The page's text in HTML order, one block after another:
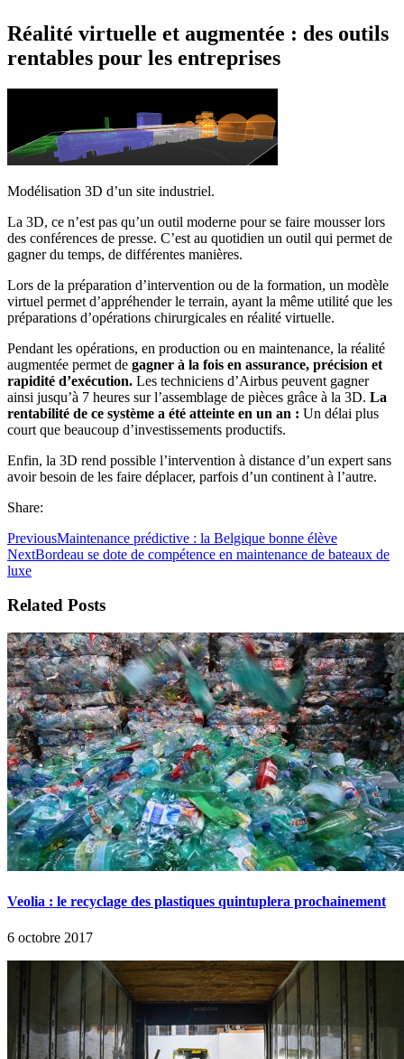
Réalité virtuelle et augmentée : des outils
rentables pour les entreprises
Modélisation 3D d’un site industriel.
La 3D, ce n’est pas qu’un outil moderne pour se faire mousser lors
des conférences de presse. C’est au quotidien un outil qui permet de
gagner du temps, de différentes manières.
Lors de la préparation d’intervention ou de la formation, un modèle
virtuel permet d’appréhender le terrain, ayant la même utilité que les
préparations d’opérations chirurgicales en réalité virtuelle.
Pendant les opérations, en production ou en maintenance, la réalité
augmentée permet de gagner à la fois en assurance, précision et
rapidité d’exécution. Les techniciens d’Airbus peuvent gagner
ainsi jusqu’à 7 heures sur l’assemblage de pièces grâce à la 3D. La
rentabilité de ce système a été atteinte en un an : Un délai plus
court que beaucoup d’investissements productifs.
Enfin, la 3D rend possible l’intervention à distance d’un expert sans
avoir besoin de les faire déplacer, parfois d’un continent à l’autre.
Share:
PreviousMaintenance prédictive : la Belgique bonne élève
NextBordeau se dote de compétence en maintenance de bateaux de
luxe
Related Posts
Veolia : le recyclage des plastiques quintuplera prochainement
6 octobre 2017